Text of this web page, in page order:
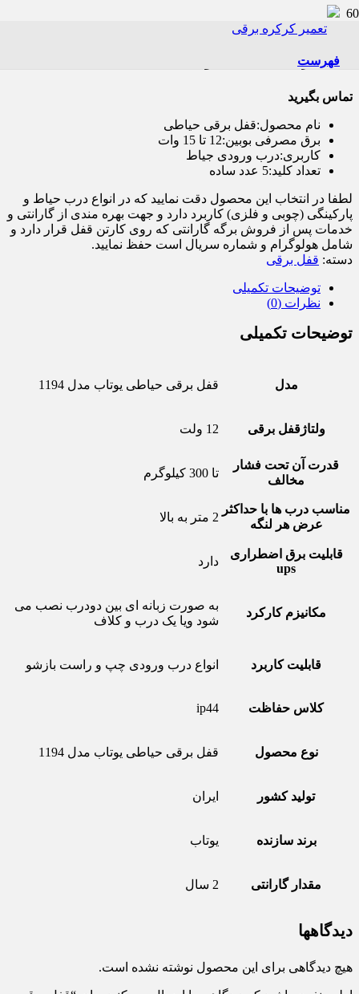
فهرست
/قفل برقی/ قفل برقی حیاطی یوتاب
قفل برقی حیاطی یوتاب
تماس بگیرید
نام محصول:قفل برقی حیاطی
برق مصرفی بوبین:12 تا 15 وات
کاربری:درب ورودی جیاط
تعداد کلید:5 عدد ساده
لطفا در انتخاب این محصول دقت نمایید که در انواع درب حیاط و
پارکینگی (چوبی و فلزی) کاربرد دارد و جهت بهره مندی از گارانتی و
خدمات پس از فروش برگه گارانتی که روی کارتن قفل قرار دارد و
شامل هولوگرام و شماره سریال است حفظ نمایید.
دسته: قفل برقی
توضیحات تکمیلی
نظرات (0)
توضیحات تکمیلی
مدل قفل برقی حیاطی یوتاب مدل 1194
ولتاژقفل برقی 12 ولت
قدرت آن تحت فشار
مخالف
تا 300 کیلوگرم
مناسب درب ها با حداکثر
عرض هر لنگه
2 متر به بالا
قابلیت برق اضطراری
ups
دارد
مکانیزم کارکرد
به صورت زبانه ای بین دودرب نصب می
شود ویا یک درب و کلاف
قابلیت کاربرد انواع درب ورودی چپ و راست بازشو
کلاس حفاظت ip44
نوع محصول قفل برقی حیاطی یوتاب مدل 1194
تولید کشور ایران
برند سازنده یوتاب
مقدار گارانتی 2 سال
دیدگاهها
هیچ دیدگاهی برای این محصول نوشته نشده است.